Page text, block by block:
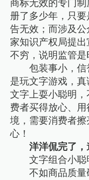
商标无效的专门
册了多少年，只
告无效；而涉及
家知识产权局提
不穷，说明监管是
包装事小，
是玩文字游戏，
文字上耍小聪明
费者买得放心、
境，需要消费者
心！
洋洋侃完了
文字组合小聪
不如商品质量